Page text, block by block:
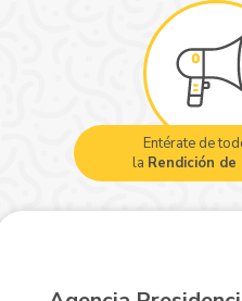
Entérate de
la Rendición